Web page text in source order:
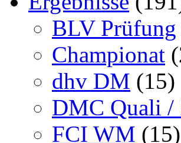
BLV Prüfung
Championat
dhv DM (15)
DMC Quali /
FCI WM (15)